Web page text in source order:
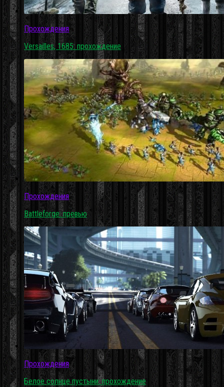
Прохождения
Versailles, 1685: прохождение
Прохождения
Battleforge: превью
Прохождения
Белое солнце пустыни: прохождение